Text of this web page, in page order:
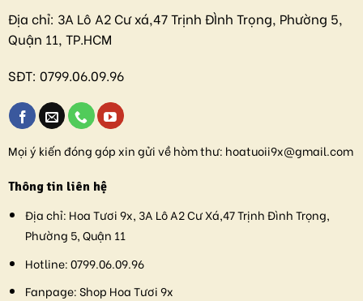
Địa chỉ: 3A Lô A2 Cư xá,47 Trịnh ĐÌnh Trọng, Phường 5,
Quận 11, TP.HCM
SĐT: 0799.06.09.96
Mọi ý kiến đóng góp xin gửi về hòm thư: hoatuoii9x@gmail.com
Thông tin liên hệ
Địa chỉ: Hoa Tươi 9x, 3A Lô A2 Cư Xá,47 Trịnh Đình Trọng,
Phường 5, Quận 11
Hotline:0799.06.09.96
Fanpage:Shop Hoa Tươi 9x